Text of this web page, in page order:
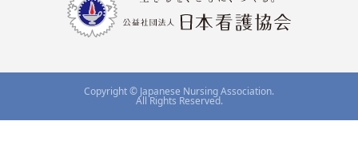
Copyright © Japanese Nursing Association.
All Rights Reserved.